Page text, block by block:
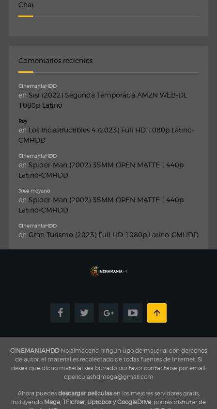
Chat
Comentarios recientes
CinemaniaHDD
en Sisi (2022) Segunda Temporada AMZN WEB-DL
1080p Latino
Roy
en Los Indestructibles 4 (2023) Full HD 1080p Latino-
CMHDD
CinemaniaHDD
en Spider-Man (2002) 35MM OPEN MATTE 1440p
Latino-CMHDD
Jose moyano
en Spider-Man (2002) 35MM OPEN MATTE 1440p
Latino-CMHDD
CinemaniaHDD
en Gran Turismo (2023) Full HD 1080p Latino-CMHDD
CINEMANIAHDDNo almacena ningún tipo de material con derechos
de autor, el material es recolectado de todas fuentes de Internet, Si
desea que dicho material sea borrado por favor contactarse por email:
dpeliculashdmega@gmail.com
Ahora puedes descargar peliculasen los mejores servidores gratis,
incluyendo Mega, 1Fichier, Uptobox y GoogleDrive , podrás disfrutar de